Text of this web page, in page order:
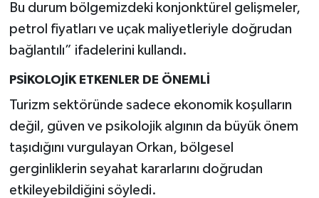
Bu durum bölgemizdeki konjonktürel gelişmeler,
petrol fiyatları ve uçak maliyetleriyle doğrudan
bağlantılı” ifadelerini kullandı.
PSİKOLOJİK ETKENLER DE ÖNEMLİ
Turizm sektöründe sadece ekonomik koşulların
değil, güven ve psikolojik algının da büyük önem
taşıdığını vurgulayan Orkan, bölgesel
gerginliklerin seyahat kararlarını doğrudan
etkileyebildiğini söyledi.